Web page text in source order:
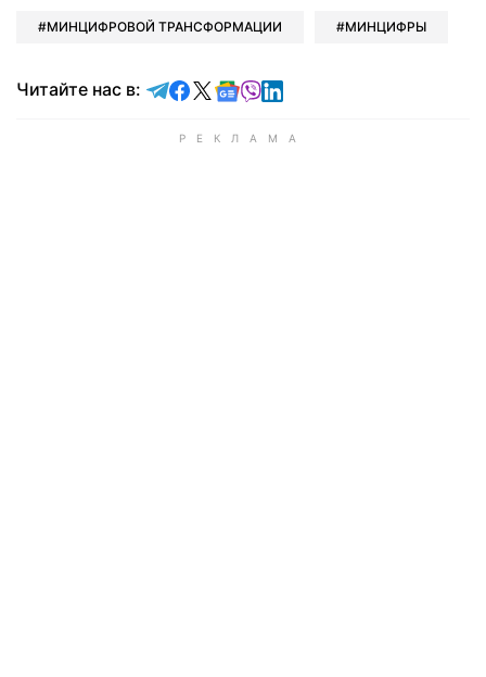
МИНЦИФРОВОЙ ТРАНСФОРМАЦИИ МИНЦИФРЫ
Читайте нас в: Читайте в Telegram
Читайте в Facebook
Читайте в X
Читайте в Google news
Читайте в Viber
Читайте в LinkedIn